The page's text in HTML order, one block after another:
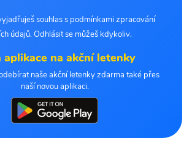
souhlas s podmínkami zpracování
údajů. Odhlásit se můžeš kdykoliv.
aplikace na akční letenky
naše akční letenky zdarma také přes
naší novou aplikaci.